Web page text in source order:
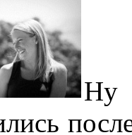
Ну